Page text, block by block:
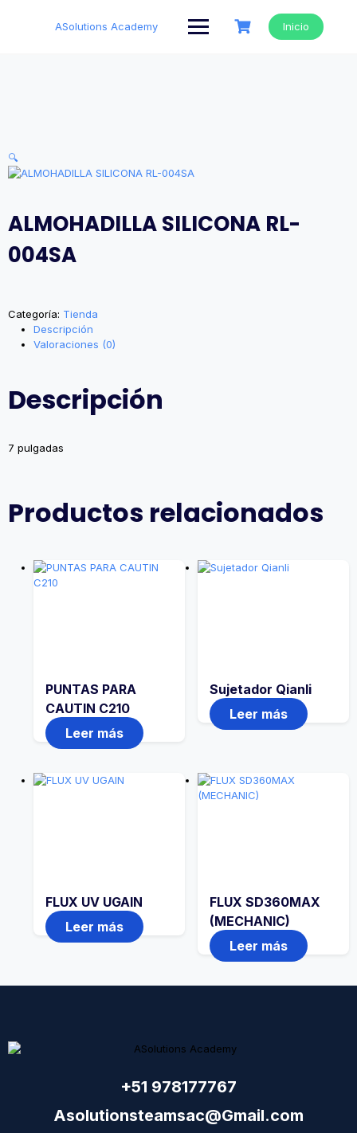
ASolutions Academy Inicio
🔍
ALMOHADILLA SILICONA RL-
004SA
Categoría: Tienda
Descripción
Valoraciones (0)
Descripción
7 pulgadas
Productos relacionados
PUNTAS PARA
CAUTIN C210
Leer más
Sujetador Qianli
Leer más
FLUX UV UGAIN
Leer más
FLUX SD360MAX
(MECHANIC)
Leer más
+51 978177767
Asolutionsteamsac@Gmail.com